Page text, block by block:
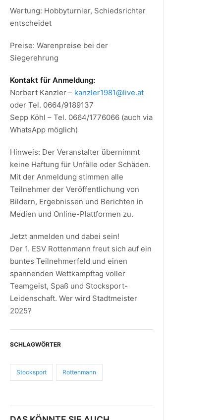
Wertung: Hobbyturnier, Schiedsrichter
entscheidet
Preise: Warenpreise bei der
Siegerehrung
Kontakt für Anmeldung:
Norbert Kanzler – kanzler1981@live.at
oder Tel. 0664/9189137
Sepp Köhl – Tel. 0664/1776066 (auch via
WhatsApp möglich)
Hinweis: Der Veranstalter übernimmt
keine Haftung für Unfälle oder Schäden.
Mit der Anmeldung stimmen alle
Teilnehmer der Veröffentlichung von
Bildern, Ergebnissen und Berichten in
Medien und Online-Plattformen zu.
Jetzt anmelden und dabei sein!
Der 1. ESV Rottenmann freut sich auf ein
buntes Teilnehmerfeld und einen
spannenden Wettkampftag voller
Teamgeist, Spaß und Stocksport-
Leidenschaft. Wer wird Stadtmeister
2025?
SCHLAGWÖRTER
Stocksport Rottenmann